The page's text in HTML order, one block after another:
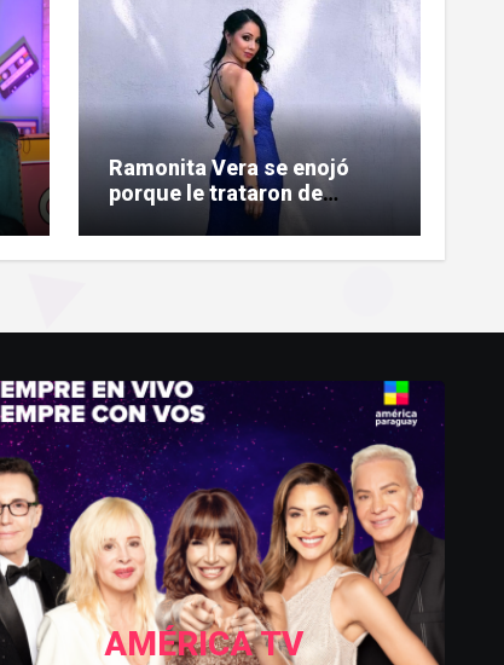
Ramonita Vera se enojó
porque le trataron de
«copiona» y salió al paso de
las críticas
AMÉRICA TV